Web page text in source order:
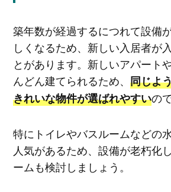
築年数が経過するにつれて設備
しくなるため、新しい入居者が
とがあります。新しいアパート
んどん建てられるため、 同じよ
きれいな物件が選ばれやすいの
特にトイレやバスルームなどの
人気があるため、設備が老朽化
ームも検討しましょう。